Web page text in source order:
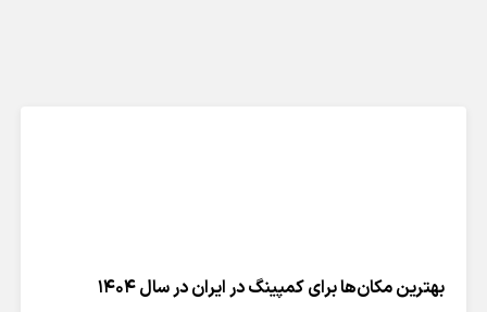
بهترین مکان‌ها برای کمپینگ در ایران در سال 1404